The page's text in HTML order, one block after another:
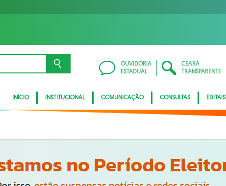
OUVIDORIA
ESTADUAL
CEARÁ
TRANSPARENTE
INÍCIO INSTITUCIONAL COMUNICAÇÃO CONSULTAS EDITAIS